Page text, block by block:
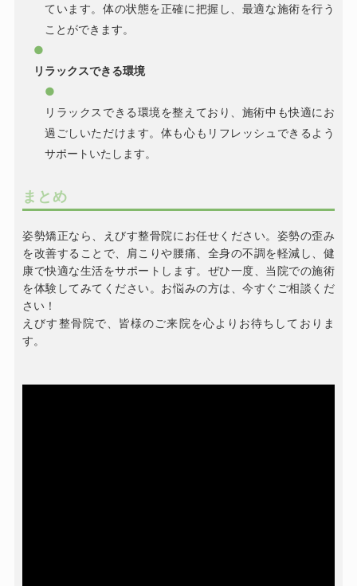
ています。体の状態を正確に把握し、最適な施術を行う
ことができます。
リラックスできる環境
リラックスできる環境を整えており、施術中も快適にお
過ごしいただけます。体も心もリフレッシュできるよう
サポートいたします。
まとめ
姿勢矯正なら、えびす整骨院にお任せください。姿勢の歪み
を改善することで、肩こりや腰痛、全身の不調を軽減し、健
康で快適な生活をサポートします。ぜひ一度、当院での施術
を体験してみてください。お悩みの方は、今すぐご相談くだ
さい！
えびす整骨院で、皆様のご来院を心よりお待ちしておりま
す。